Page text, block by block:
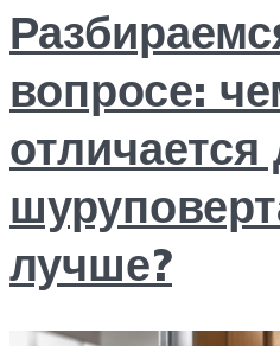
вопросе:
лучше?